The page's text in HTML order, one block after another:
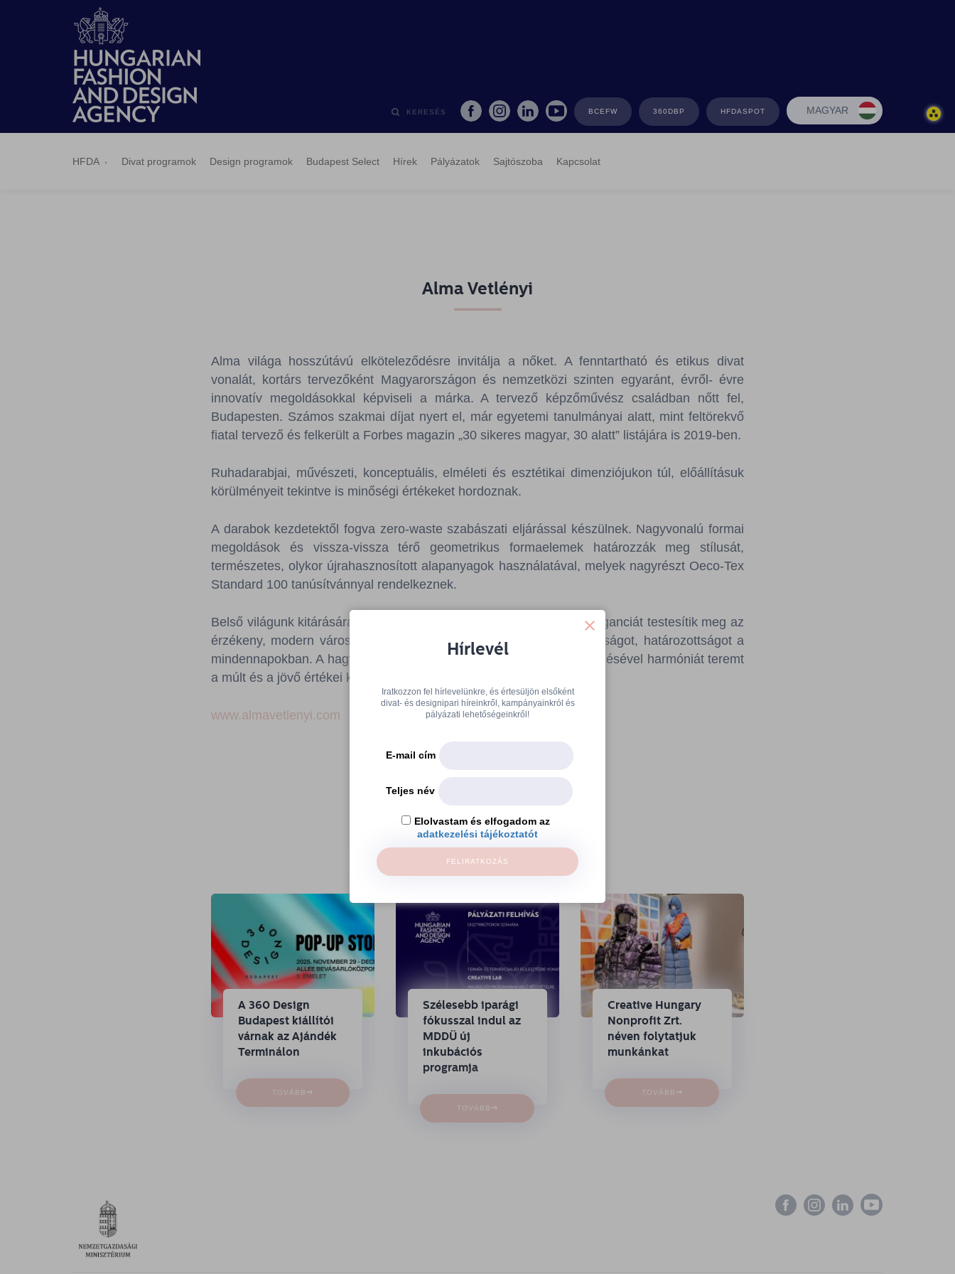
KERESÉS BCEFW 360DBP HFDASPOT MAGYAR
HFDA Divat programok Design programok Budapest Select Hírek Pályázatok Sajtószoba Kapcsolat
programok
programok
Budapest
Pályázatok
Sajtószoba
Kapcsolat
HFDASPOT
Alma Vetlényi
Alma világa hosszútávú elköteleződésre invitálja a nőket. A fenntartható és etikus divat
vonalát, kortárs tervezőként Magyarországon és nemzetközi szinten egyaránt, évről- évre
innovatív megoldásokkal képviseli a márka. A tervező képzőművész családban nőtt fel,
Budapesten. Számos szakmai díjat nyert el, már egyetemi tanulmányai alatt, mint feltörekvő
fiatal tervező és felkerült a Forbes magazin „30 sikeres magyar, 30 alatt” listájára is 2019-ben.
Ruhadarabjai, művészeti, konceptuális, elméleti és esztétikai dimenziójukon túl, előállításuk
körülményeit tekintve is minőségi értékeket hordoznak.
A darabok kezdetektől fogva zero-waste szabászati eljárással készülnek. Nagyvonalú formai
megoldások és vissza-vissza térő geometrikus formaelemek határozzák meg stílusát,
természetes, olykor újrahasznosított alapanyagok használatával, melyek nagyrészt Oeco-Tex
Standard 100 tanúsítvánnyal rendelkeznek.
Belső világunk kitárására ösztönöznek kollekciói, melyek a nyers eleganciát testesítik meg az
érzékeny, modern városi nőn. Így adva számára önbizalmat, biztonságot, határozottságot a
mindennapokban. A hagyományok és az innovatív technológiák ötvözésével harmóniát teremt
a múlt és a jövő értékei között.
www.almavetlenyi.com
A 360 Design
Budapest kiállítói
várnak az Ajándék
Terminálon
TOVÁBB →
Szélesebb iparági
fókusszal indul az
MDDÜ új
inkubációs
programja
TOVÁBB →
Creative Hungary
Nonprofit Zrt.
néven folytatjuk
munkánkat
TOVÁBB →
Hírlevél
Iratkozzon fel hírlevelünkre, és értesüljön elsőként
divat- és designipari híreinkről, kampányainkról és
pályázati lehetőségeinkről!
E-mail cím
Teljes név
Elolvastam és elfogadom az
adatkezelési tájékoztatót
FELIRATKOZÁS